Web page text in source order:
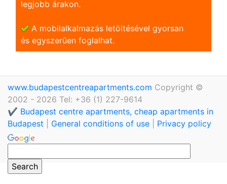
legjobb árakon.
A mobilalkalmazás letöltésével gyorsan
és egyszerũen foglalhat.
www.budapestcentreapartments.com Copyright ©
2002 - 2026 Tel: +36 (1) 227-9614
✔️ Budapest centre apartments, cheap apartments in
Budapest
General conditions of use Privacy policy